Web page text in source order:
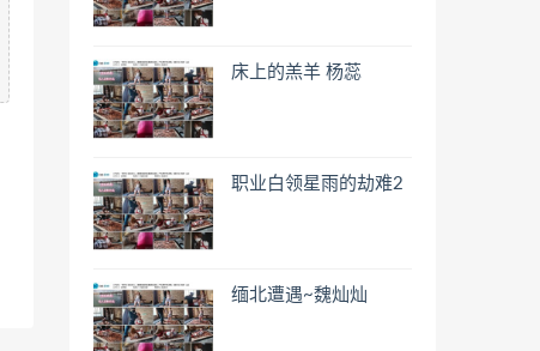
床上的羔羊 杨蕊
职业白领星雨的劫难2
缅北遭遇~魏灿灿